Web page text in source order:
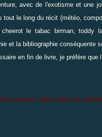
avec de l'exotisme et une
tout le long du récit (météo,
le tabac birman, toddy
et la bibliographie
en fin de livre, je préfère que
partout, même dans les